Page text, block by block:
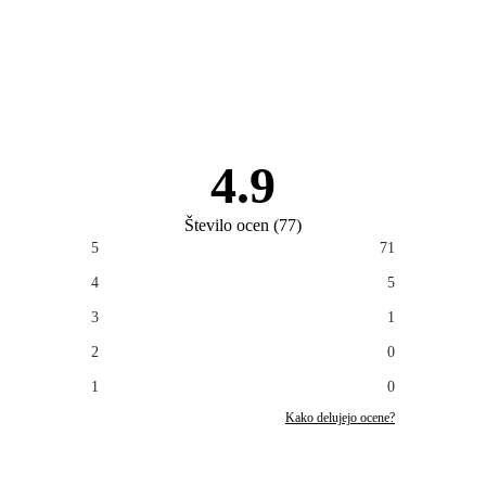
4.9
Število ocen (77)
5 71
4 5
3 1
2 0
1 0
Kako delujejo ocene?